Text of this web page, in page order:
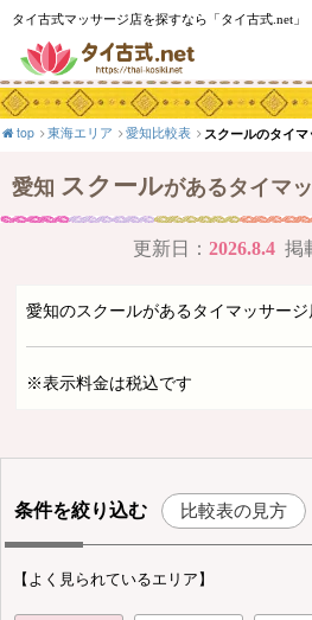
タイ古式マッサージ店を探すなら「タイ古式.net」
top 東海エリア 愛知比較表 スクールのタイ
愛知 スクールがあるタイマ
更新日： 2026.8.4 掲
愛知のスクールがあるタイマッサー
※表示料金は税込です
条件を絞り込む 比較表の見方
【よく見られているエリア】